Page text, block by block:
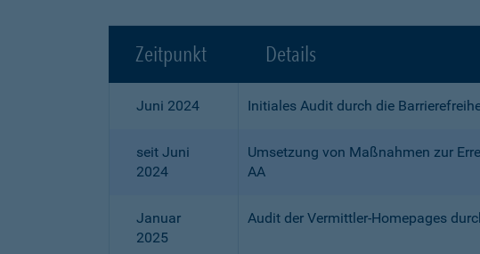
Zeitpunkt Details
Juni 2024 Initiales Audit durch die
seit Juni
2024
Umsetzung von Maßnahmen zur
AA
Januar
2025
Audit der Vermittler-Homepages